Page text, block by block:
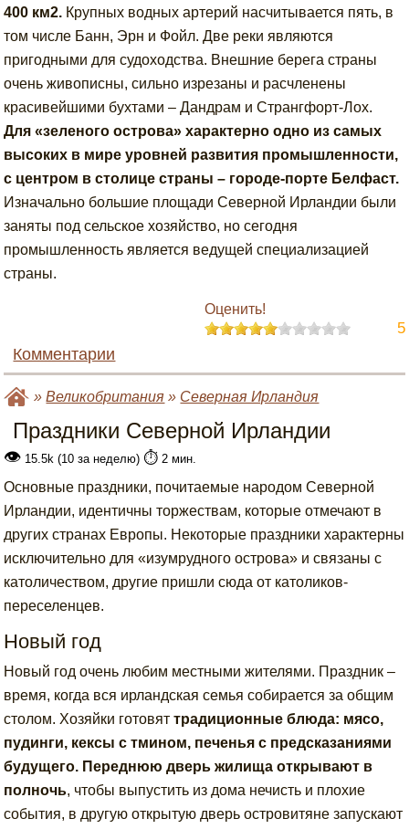
400 км2. Крупных водных артерий насчитывается пять, в
том числе Банн, Эрн и Фойл. Две реки являются
пригодными для судоходства. Внешние берега страны
очень живописны, сильно изрезаны и расчленены
красивейшими бухтами – Дандрам и Странгфорт-Лох.
Для «зеленого острова» характерно одно из самых
высоких в мире уровней развития промышленности,
с центром в столице страны – городе-порте Белфаст.
Изначально большие площади Северной Ирландии были
заняты под сельское хозяйство, но сегодня
промышленность является ведущей специализацией
страны.
Оценить!
5
Комментарии
»Великобритания » Северная Ирландия
Праздники Северной Ирландии
👁 15.5k (10 за неделю) ⏱️ 2 мин.
Основные праздники, почитаемые народом Северной
Ирландии, идентичны торжествам, которые отмечают в
других странах Европы. Некоторые праздники характерны
исключительно для «изумрудного острова» и связаны с
католичеством, другие пришли сюда от католиков-
переселенцев.
Новый год
Новый год очень любим местными жителями. Праздник –
время, когда вся ирландская семья собирается за общим
столом. Хозяйки готовяттрадиционные блюда: мясо,
пудинги, кексы с тмином, печенья с предсказаниями
будущего. Переднюю дверь жилища открывают в
полночь, чтобы выпустить из дома нечисть и плохие
события, в другую открытую дверь островитяне запускают